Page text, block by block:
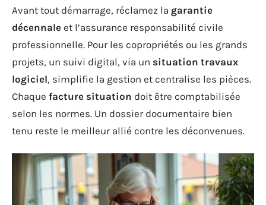
Avant tout démarrage, réclamez la garantie
décennale et l’assurance responsabilité civile
professionnelle. Pour les copropriétés ou les grands
projets, un suivi digital, via un situation travaux
logiciel, simplifie la gestion et centralise les pièces.
Chaque facture situation doit être comptabilisée
selon les normes. Un dossier documentaire bien
tenu reste le meilleur allié contre les déconvenues.